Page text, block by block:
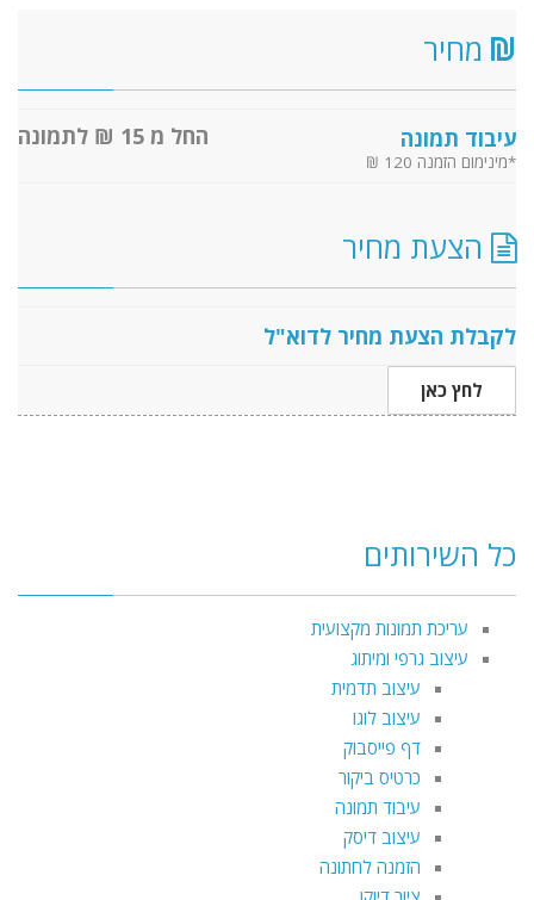
מחיר
עיבוד תמונה
*מינימום הזמנה 120 ₪
החל מ 15 ₪ לתמונה
הצעת מחיר
לקבלת הצעת מחיר לדוא"ל
לחץ כאן
כל השירותים
עריכת תמונות מקצועית
עיצוב גרפי ומיתוג
עיצוב תדמית
עיצוב לוגו
דף פייסבוק
כרטיס ביקור
עיבוד תמונה
עיצוב דיסק
הזמנה לחתונה